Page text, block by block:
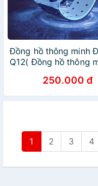
Đồng hồ thông minh
Q12( Đồng hồ thông
Chống nước tích hợp
250.000 đ
1 2 3 4